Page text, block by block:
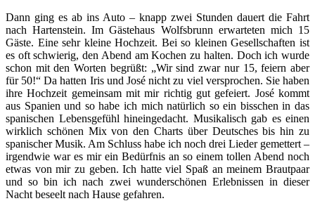
Dann ging es ab ins Auto – knapp zwei Stunden dauert die Fahrt
nach Hartenstein. Im Gästehaus Wolfsbrunn erwarteten mich 15
Gäste. Eine sehr kleine Hochzeit. Bei so kleinen Gesellschaften ist
es oft schwierig, den Abend am Kochen zu halten. Doch ich wurde
schon mit den Worten begrüßt: „Wir sind zwar nur 15, feiern aber
für 50!“ Da hatten Iris und José nicht zu viel versprochen. Sie haben
ihre Hochzeit gemeinsam mit mir richtig gut gefeiert. José kommt
aus Spanien und so habe ich mich natürlich so ein bisschen in das
spanischen Lebensgefühl hineingedacht. Musikalisch gab es einen
wirklich schönen Mix von den Charts über Deutsches bis hin zu
spanischer Musik. Am Schluss habe ich noch drei Lieder gemettert –
irgendwie war es mir ein Bedürfnis an so einem tollen Abend noch
etwas von mir zu geben. Ich hatte viel Spaß an meinem Brautpaar
und so bin ich nach zwei wunderschönen Erlebnissen in dieser
Nacht beseelt nach Hause gefahren.